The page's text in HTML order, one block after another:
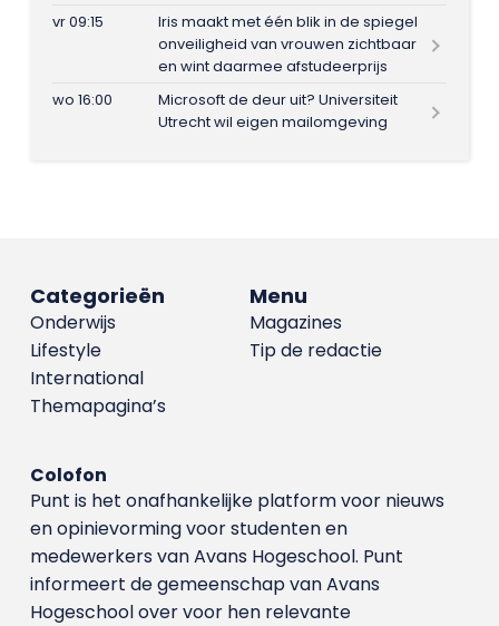
vr 09:15
Iris maakt met één blik in de spiegel
onveiligheid van vrouwen zichtbaar
en wint daarmee afstudeerprijs
wo 16:00
Microsoft de deur uit? Universiteit
Utrecht wil eigen mailomgeving
Menu
Magazines
Tip de redactie
Categorieën
Onderwijs
Lifestyle
International
Themapagina’s
Colofon
Punt is het onafhankelijke platform voor nieuws
en opinievorming voor studenten en
medewerkers van Avans Hoge­school. Punt
informeert de gemeenschap van Avans
Hogeschool over voor hen relevante